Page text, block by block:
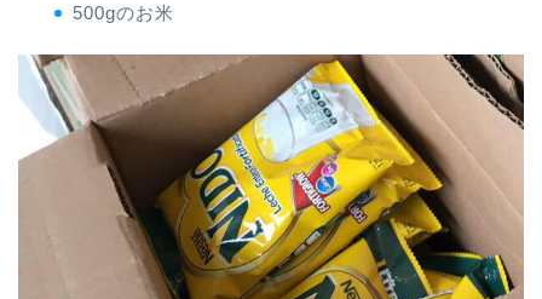
500gのお米